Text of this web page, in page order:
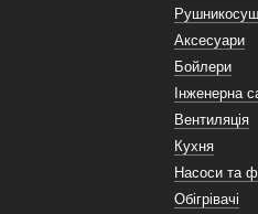
Аксесуари
Бойлери
Інженерна
Вентиляція
Кухня
Насоси та
Обігрівачі